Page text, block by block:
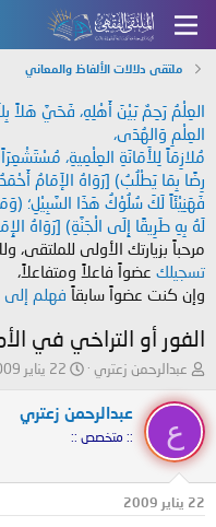
ملتقى دلالات الألفاظ والمعاني
العِلْمُ رَحِمٌ بَيْنَ أَهْلِهِ، فَحَيَّ هَلاً
العِلْمِ وَالهُدَى،
مُلازِمَاً لِلأَمَانَةِ العِلْمِيةِ،
رِضًا بِمَا يَطْلُبُ) [رَوَاهُ الإَمَامُ
فَهَنِيْئَاً لَكَ سُلُوْكُ هَذَا السَّبِيْلِ؛
لَهُ بِهِ طَرِيقًا إِلَى الْجَنَّةِ) [رَوَاهُ
مرحباً بزيارتك الأولى للملتقى،
تسجيلك عضواً فاعلاً ومتفاعلاً،
وإن كنت عضواً سابقاً فهلم إلى
الفور أو التراخي في
ب
د
ئ
ل
م
و
عبدالرحمن زعتري
ت
ي
ل
22 يناير 2009
ع
عبدالرحمن زعتري
:: متخصص ::
22 يناير 2009